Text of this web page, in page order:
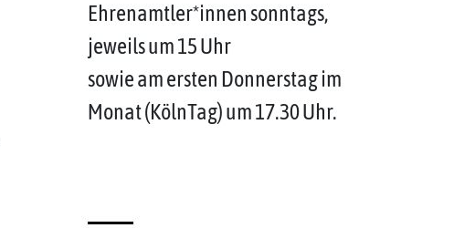
Ehrenamtler*innen sonntags,
jeweils um 15 Uhr
sowie am ersten Donnerstag im
Monat (KölnTag) um 17.30 Uhr.